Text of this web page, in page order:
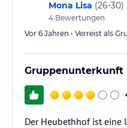
Mona Lisa (26-30)
4 Bewertungen
Vor 6 Jahren • Verreist als
Gruppenunterkunft
Der Heubethhof ist eine